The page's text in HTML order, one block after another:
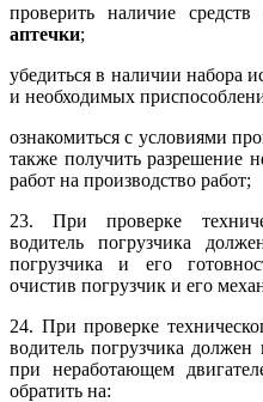
проверить наличие
аптечки;
убедиться в наличии набора
и необходимых
ознакомиться с условиями
также получить разрешение
работ на производство работ;
23. При проверке
водитель погрузчика
погрузчика и его
очистив погрузчик и его
24. При проверке
водитель погрузчика
при неработающем
обратить на: